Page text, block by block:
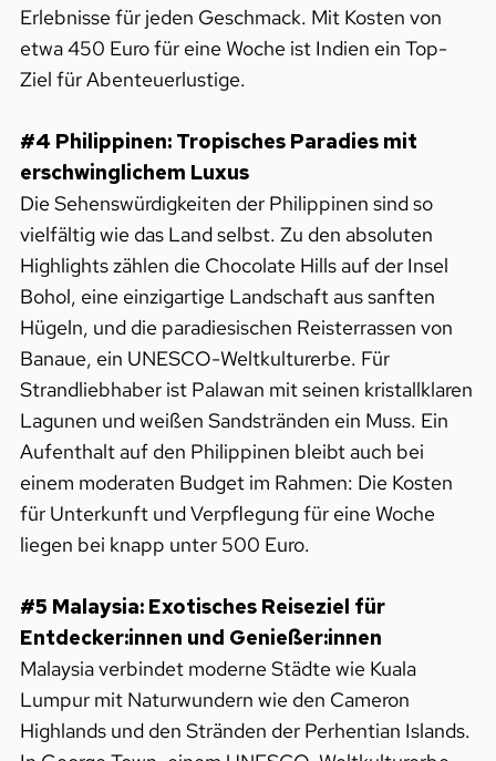
Erlebnisse für jeden Geschmack. Mit Kosten von
etwa 450 Euro für eine Woche ist Indien ein Top-
Ziel für Abenteuerlustige.
#4 Philippinen: Tropisches Paradies mit
erschwinglichem Luxus
Die Sehenswürdigkeiten der Philippinen sind so
vielfältig wie das Land selbst. Zu den absoluten
Highlights zählen die Chocolate Hills auf der Insel
Bohol, eine einzigartige Landschaft aus sanften
Hügeln, und die paradiesischen Reisterrassen von
Banaue, ein UNESCO-Weltkulturerbe. Für
Strandliebhaber ist Palawan mit seinen kristallklaren
Lagunen und weißen Sandstränden ein Muss. Ein
Aufenthalt auf den Philippinen bleibt auch bei
einem moderaten Budget im Rahmen: Die Kosten
für Unterkunft und Verpflegung für eine Woche
liegen bei knapp unter 500 Euro.
#5 Malaysia: Exotisches Reiseziel für
Entdecker:innen und Genießer:innen
Malaysia verbindet moderne Städte wie Kuala
Lumpur mit Naturwundern wie den Cameron
Highlands und den Stränden der Perhentian Islands.